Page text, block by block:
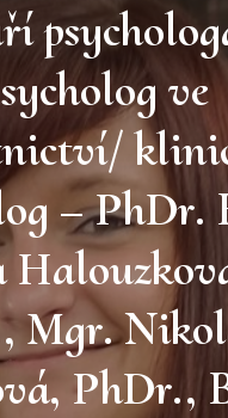
ve
– PhDr.
Mgr.
PhDr.,